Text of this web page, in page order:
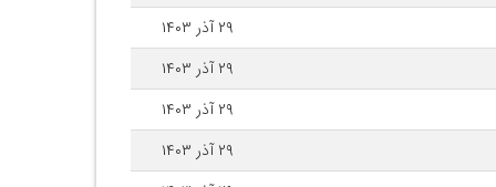
۲۹ آذر ۱۴۰۳
۲۹ آذر ۱۴۰۳
۲۹ آذر ۱۴۰۳
۲۹ آذر ۱۴۰۳